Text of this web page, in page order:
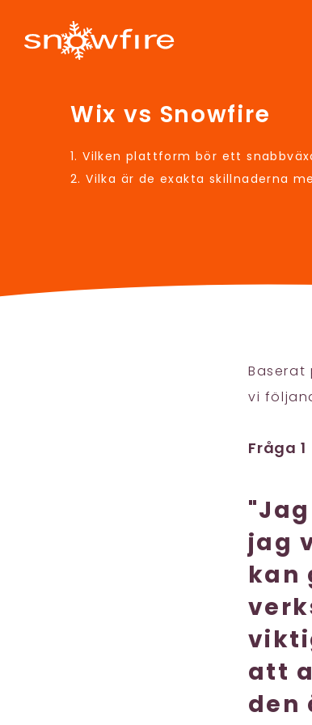
Wix vs Snowfire
1. Vilken plattform bör ett
2. Vilka är de exakta skillnaderna
Baserat
vi
Fråga 1
jag
kan
att
den